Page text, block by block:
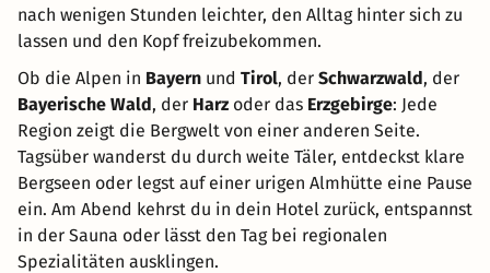
nach wenigen Stunden leichter, den Alltag hinter sich zu
lassen und den Kopf freizubekommen.
Ob die Alpen in Bayern und Tirol, der Schwarzwald, der
Bayerische Wald, der Harz oder das Erzgebirge: Jede
Region zeigt die Bergwelt von einer anderen Seite.
Tagsüber wanderst du durch weite Täler, entdeckst klare
Bergseen oder legst auf einer urigen Almhütte eine Pause
ein. Am Abend kehrst du in dein Hotel zurück, entspannst
in der Sauna oder lässt den Tag bei regionalen
Spezialitäten ausklingen.